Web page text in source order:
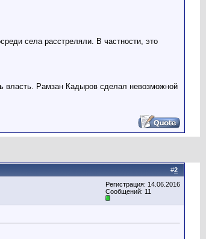
села расстреляли. В частности, это
власть. Рамзан Кадыров сделал невозможной
#2
Регистрация: 14.06.2016
Сообщений: 11